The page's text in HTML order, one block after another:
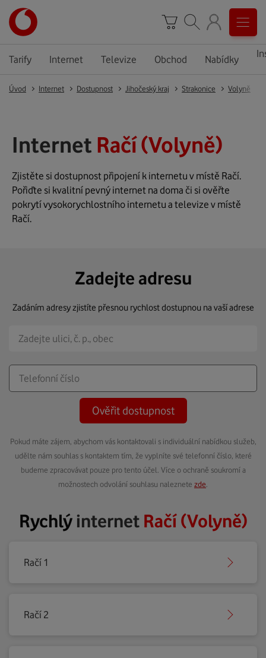
Tarify Internet Televize Obchod Nabídky
Úvod Internet Dostupnost Jihočeský kraj Strakonice Volyně
Internet Račí (Volyně)
Zjistěte si dostupnost připojení k internetu v místě Račí.
Pořiďte si kvalitní pevný internet na doma či si ověřte
pokrytí vysokorychlostního internetu a televize v místě
Račí.
Zadejte adresu
Zadáním adresy zjistíte přesnou rychlost dostupnou na vaší adrese
Ověřit dostupnost
Pokud máte zájem, abychom vás kontaktovali s individuální nabídkou služeb,
udělte nám souhlas s kontaktem tím, že vyplníte své telefonní číslo, které
budeme zpracovávat pouze pro tento účel. Více o ochraně soukromí a
možnostech odvolání souhlasu naleznete zde
Rychlýinternet Račí (Volyně)
Račí 1
Račí 2